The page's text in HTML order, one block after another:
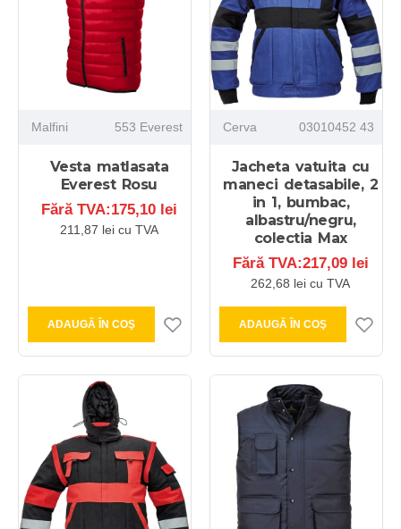
Malfini 553 Everest
Vesta matlasata
Everest Rosu
Fără TVA:175,10 lei
211,87 lei cu TVA
ADAUGĂ ÎN COŞ
Cerva 03010452 43
Jacheta vatuita cu
maneci detasabile, 2
in 1, bumbac,
albastru/negru,
colectia Max
Fără TVA:217,09 lei
262,68 lei cu TVA
ADAUGĂ ÎN COŞ